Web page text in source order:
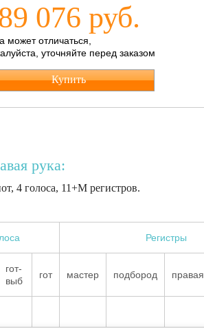
076 руб.
может отличаться,
уточняйте перед заказом
Купить
рука:
4 голоса, 11+M регистров.
Регистры
гот-
выб
гот мастер подбород правая